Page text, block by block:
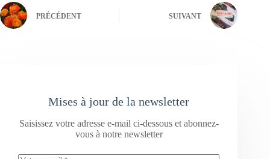
PRÉCÉDENT SUIVANT
Mises à jour de la newsletter
Saisissez votre adresse e-mail ci-dessous et abonnez-
vous à notre newsletter